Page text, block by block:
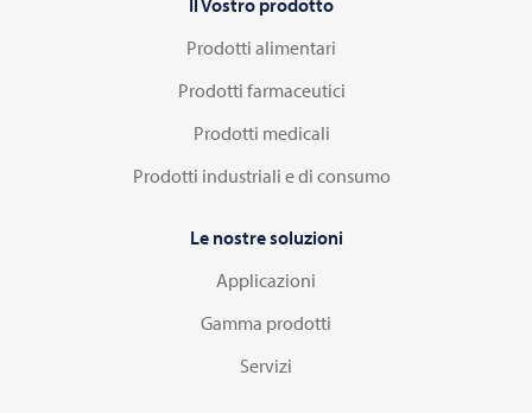
Il Vostro prodotto
Prodotti alimentari
Prodotti farmaceutici
Prodotti medicali
Prodotti industriali e di consumo
Le nostre soluzioni
Applicazioni
Gamma prodotti
Servizi